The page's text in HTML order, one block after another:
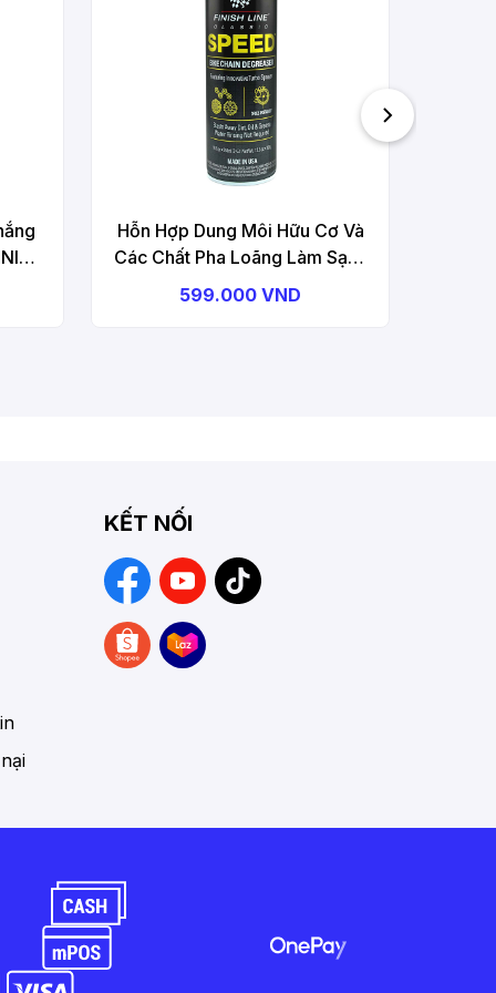
Hỗn Hợp Dung Môi Hữu Cơ Và
Các Chất Pha Loãng Làm Sạch
Bộ Truyền Động Xe Đạp 558ml
599.000 VND
KẾT NỐI